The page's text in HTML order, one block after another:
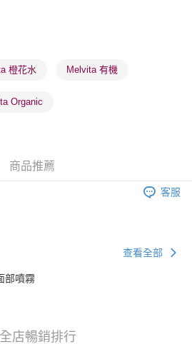
1-3個工作天送達
會安排重寄
或以上免運費
4個工作天送達
橙花水 Melvita 有機
Organic
商品推薦
客服
查看全部
部噴霧
全店暢銷排行